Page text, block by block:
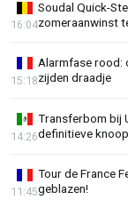
Soudal Quick-
zomeraanwinst
16:04
Alarmfase rood:
zijden draadje
15:18
Transferbom bij
definitieve
14:26
Tour de France
geblazen!
11:45